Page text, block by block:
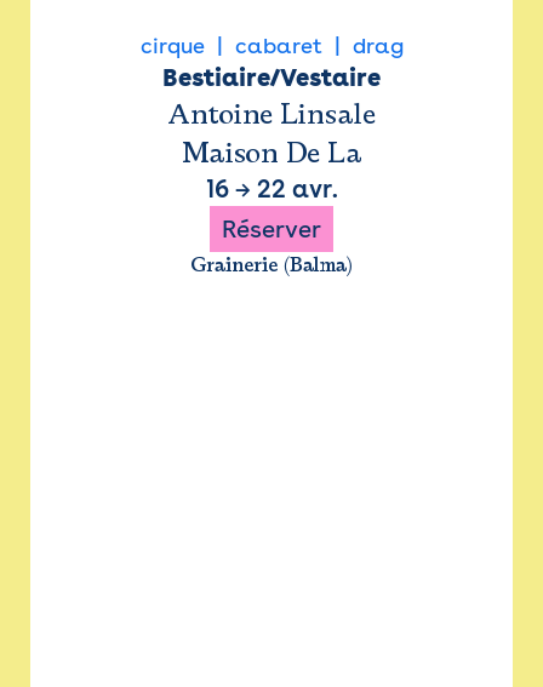
cirque cabaret drag
Bestiaire/Vestaire
Antoine Linsale
Maison De La
16→ 22 avr.
Réserver
Grainerie (Balma)